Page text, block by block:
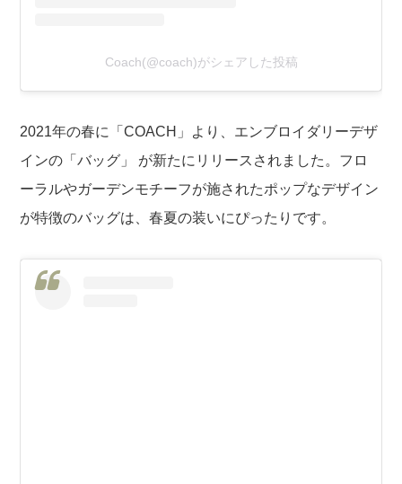
Coach(@coach)がシェアした投稿
2021年の春に「COACH」より、エンブロイダリーデザ
インの「バッグ」 が新たにリリースされました。フロ
ーラルやガーデンモチーフが施されたポップなデザイン
が特徴のバッグは、春夏の装いにぴったりです。